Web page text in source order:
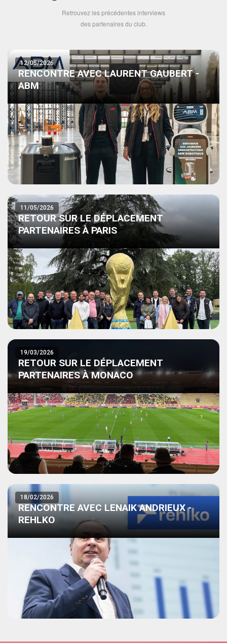
Retrouvez les précédentes interviews
des partenaires du club.
12/05/2026
RENCONTRE AVEC LAURENT GAUBERT -
ABM
11/05/2026
RETOUR SUR LE DÉPLACEMENT
PARTENAIRES À PARIS
19/03/2026
RETOUR SUR LE DÉPLACEMENT
PARTENAIRES À MONACO
18/02/2026
RENCONTRE AVEC LENAIK ANDRIEUX -
REHLKO